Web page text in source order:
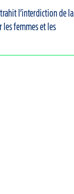
l’interdiction de la
les femmes et les